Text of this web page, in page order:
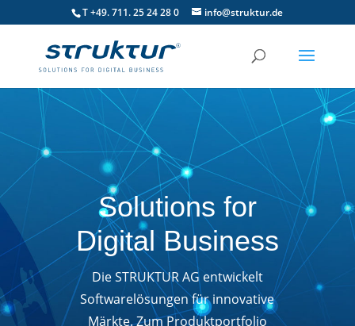
T +49. 711. 25 24 28 0 info@struktur.de
Solutions for
Digital Business
Die STRUKTUR AG entwickelt
Softwarelösungen für innovative
Märkte. Zum Produktportfolio